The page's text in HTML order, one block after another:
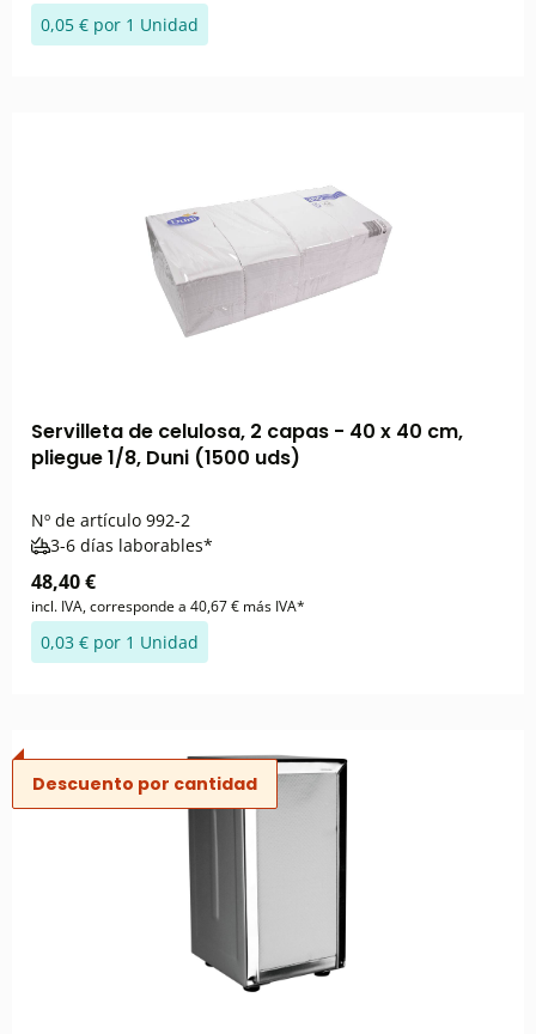
0,05 € por 1 Unidad
Servilleta de celulosa, 2 capas - 40 x 40 cm,
pliegue 1/8, Duni (1500 uds)
Nº de artículo 992-2
3-6 días laborables*
48,40 €
incl. IVA, corresponde a 40,67 € más IVA*
0,03 € por 1 Unidad
Descuento por cantidad